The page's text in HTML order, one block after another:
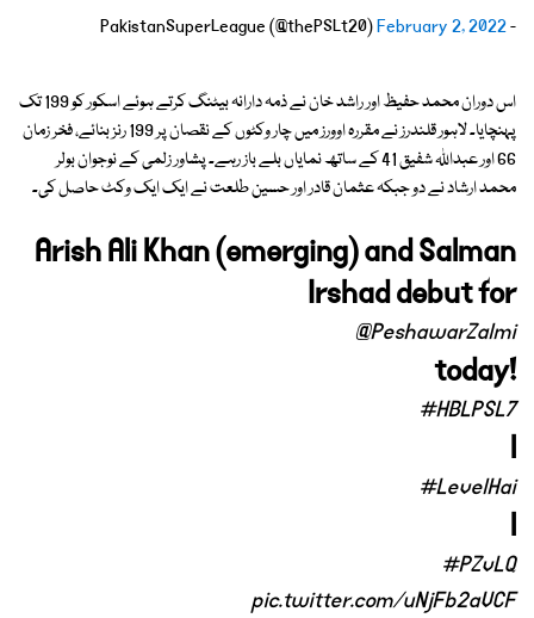
- PakistanSuperLeague (@thePSLt20)
February 2, 2022
اس دوران محمد حفیظ اور راشد خان نے ذمہ دارانہ بیٹنگ کرتے ہوئے اسکور کو 199 تک
پہنچایا۔ لاہور قلندرز نے مقررہ اوورز میں چار وکٹوں کے نقصان پر 199 رنز بنائے، فخر زمان
66 اور عبداللہ شفیق 41 کے ساتھ نمایاں بلے باز رہے۔ پشاور زلمی کے نوجوان بولر
محمد ارشاد نے دو جبکہ عثمان قادر اور حسین طلعت نے ایک ایک وکٹ حاصل کی۔
Arish Ali Khan (emerging) and Salman
Irshad debut for
@PeshawarZalmi
today!
#HBLPSL7
l
#LevelHai
l
#PZvLQ
pic.twitter.com/uNjFb2aVCF